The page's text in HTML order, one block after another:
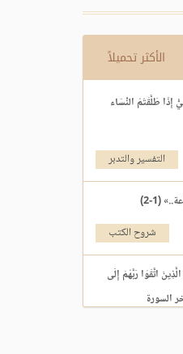
الأكثر تحميلاً
إِذَا طَلَّقْتُمُ النِّسَاء
التفسير والتدبر
(1-2)
شروح الكتب
اتَّقَوْا رَبَّهُمْ إِلَى